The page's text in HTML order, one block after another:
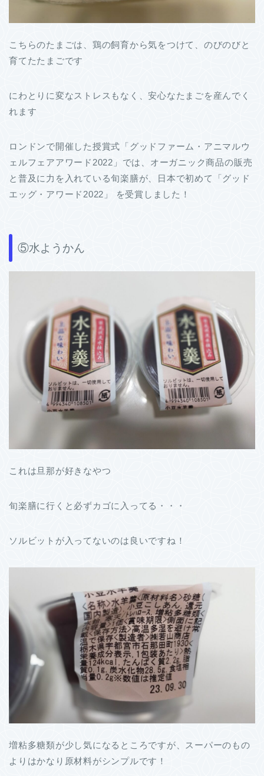
こちらのたまごは、鶏の飼育から気をつけて、のびのびと
育てたたまごです
にわとりに変なストレスもなく、安心なたまごを産んでく
れます
ロンドンで開催した授賞式「グッドファーム・アニマルウ
ェルフェアアワード2022」では、オーガニック商品の販売
と普及に力を入れている旬楽膳が、日本で初めて「グッド
エッグ・アワード2022」 を受賞しました！
⑤水ようかん
これは旦那が好きなやつ
旬楽膳に行くと必ずカゴに入ってる・・・
ソルビットが入ってないのは良いですね！
増粘多糖類が少し気になるところですが、スーパーのもの
よりはかなり原材料がシンプルです！